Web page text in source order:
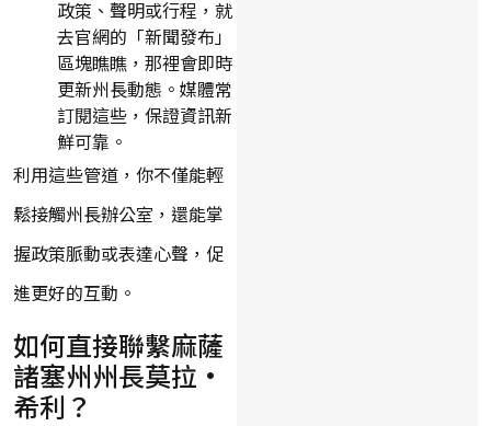
政策、聲明或行程，就
去官網的「新聞發布」
區塊瞧瞧，那裡會即時
更新州長動態。媒體常
訂閱這些，保證資訊新
鮮可靠。
利用這些管道，你不僅能輕
鬆接觸州長辦公室，還能掌
握政策脈動或表達心聲，促
進更好的互動。
如何直接聯繫麻薩
諸塞州州長莫拉·
希利？